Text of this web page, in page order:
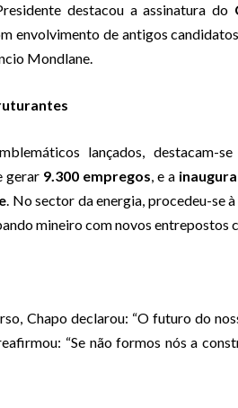
destacou a assinatura do
envolvimento de antigos
Mondlane.
lançados, destacam-
gerar 9.300 empregos, e a
. No sector da energia, procedeu-se
mineiro com novos entrepostos
Chapo declarou: “O futuro do
“Se não formos nós a